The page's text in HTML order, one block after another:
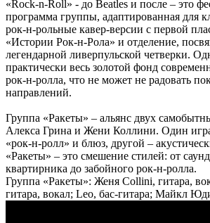
«Rock-n-Roll» - до Beatles и после – это
программа группы, адаптированная для
рок-н-рольные кавер-версии с первой
«Истории Рок-н-Рола» и отделение,
легендарной ливерпульской четверки.
практически весь золотой фонд
рок-н-ролла, что не может не радовать
направлений.
Группа «Ракеты» – альянс двух
Алекса Грина и Жени Коллини. Один
«рок-н-ролл» и блюз, другой –
«Ракеты» – это смешение стилей: от
квартирника до забойного рок-н-ролла.
Группа «Ракеты»: Женя Collini, гитара,
гитара, вокал; Leo, бас-гитара; Mайкл